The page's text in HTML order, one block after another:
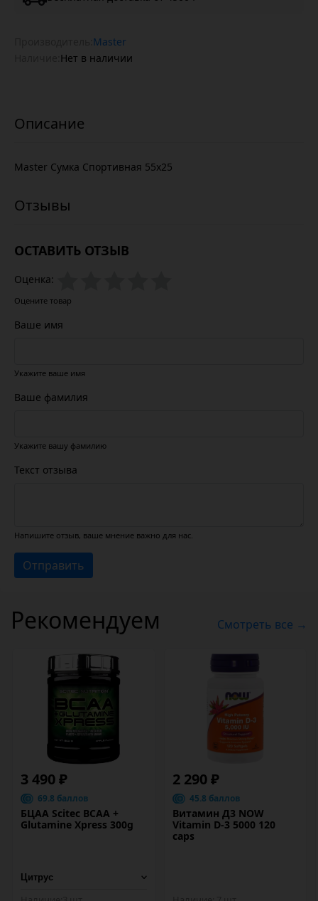
Master
Нет в наличии
Master Сумка Спортивная 55х25
ОСТАВИТЬ ОТЗЫВ
Оценка:
Оцените товар
Ваше имя
Укажите ваше имя
Ваше фамилия
Укажите вашу фамилию
Текст отзыва
Напишите отзыв, ваше мнение важно для нас.
Отправить
Рекомендуем Смотреть все →
3 490 ₽
69.8 баллов
БЦАА Scitec BCAA +
Glutamine Xpress 300g
2 290 ₽
45.8 баллов
Витамин Д3 NOW
Vitamin D-3 5000 120
caps